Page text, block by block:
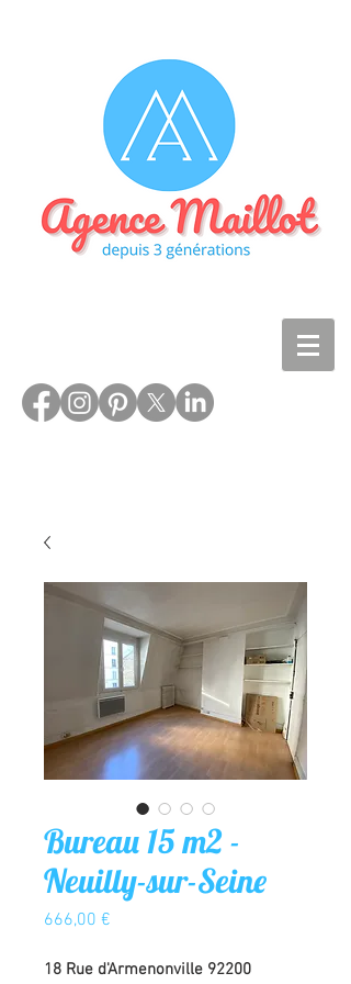
Bureau 15 m2 -
Neuilly-sur-Seine
666,00 €
18 Rue d'Armenonville 92200